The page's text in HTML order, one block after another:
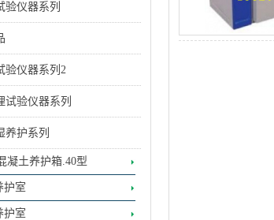
验仪器系列
验仪器系列2
试验仪器系列
养护系列
凝土养护箱.40型
护室
护室